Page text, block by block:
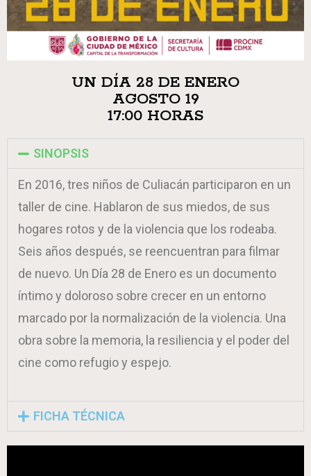
UN DÍA 28 DE ENERO
AGOSTO 19
17:00 HORAS
SINOPSIS
En 2016, tres niños de Culiacán participaron en un
taller de cine. Hablaron de sus miedos, de sus
hogares rotos y de la violencia que los rodeaba.
Seis años después, se reencuentran para filmar
de nuevo. Un Día 28 de Enero es un documento
íntimo y doloroso sobre crecer en un entorno
marcado por la normalización de la violencia. Una
obra sobre la memoria, la resiliencia y el poder del
cine como refugio y espejo.
FICHA TÉCNICA